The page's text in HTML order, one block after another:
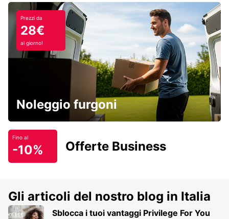
Prezzi da
28€
al giorno!
Noleggio furgoni
Fino al
-10% Offerte Business
Gli articoli del nostro blog in Italia
Sblocca i tuoi vantaggi Privilege For You